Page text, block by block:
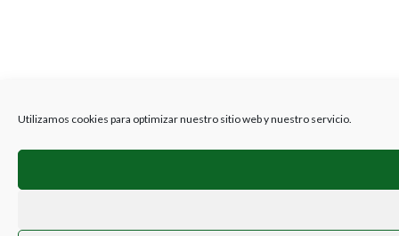
Utilizamos cookies para optimizar nuestro sitio web y nuestro servicio.